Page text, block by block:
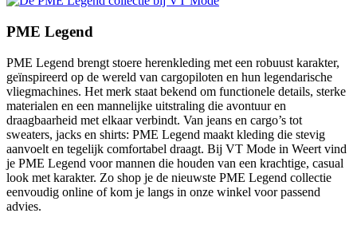
PME Legend
PME Legend brengt stoere herenkleding met een robuust karakter,
geïnspireerd op de wereld van cargopiloten en hun legendarische
vliegmachines. Het merk staat bekend om functionele details, sterke
materialen en een mannelijke uitstraling die avontuur en
draagbaarheid met elkaar verbindt. Van jeans en cargo’s tot
sweaters, jacks en shirts: PME Legend maakt kleding die stevig
aanvoelt en tegelijk comfortabel draagt. Bij VT Mode in Weert vind
je PME Legend voor mannen die houden van een krachtige, casual
look met karakter. Zo shop je de nieuwste PME Legend collectie
eenvoudig online of kom je langs in onze winkel voor passend
advies.